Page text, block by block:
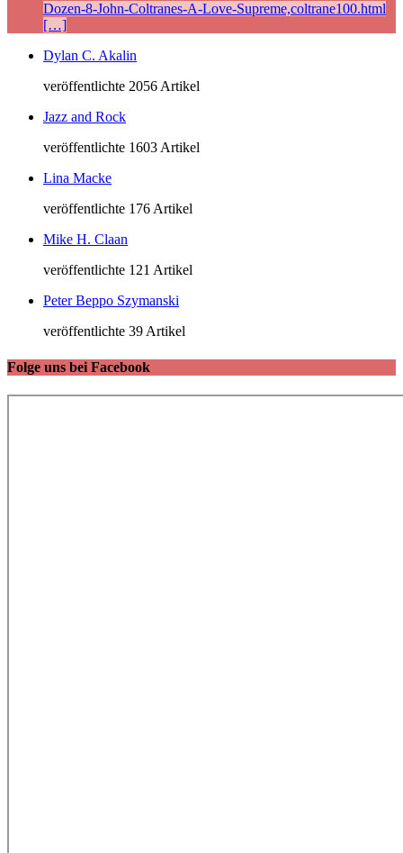
Dozen-8-John-Coltranes-A-Love-Supreme,coltrane100.html
[…]
Dylan C. Akalin
veröffentlichte 2056 Artikel
Jazz and Rock
veröffentlichte 1603 Artikel
Lina Macke
veröffentlichte 176 Artikel
Mike H. Claan
veröffentlichte 121 Artikel
Peter Beppo Szymanski
veröffentlichte 39 Artikel
Folge uns bei Facebook